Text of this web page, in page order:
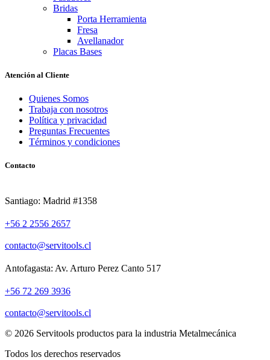
Bridas
Porta Herramienta
Fresa
Avellanador
Placas Bases
Atención al Cliente
Quienes Somos
Trabaja con nosotros
Política y privacidad
Preguntas Frecuentes
Términos y condiciones
Contacto
Santiago: Madrid #1358
+56 2 2556 2657
contacto@servitools.cl
Antofagasta: Av. Arturo Perez Canto 517
+56 72 269 3936
contacto@servitools.cl
© 2026 Servitools productos para la industria Metalmecánica
Todos los derechos reservados